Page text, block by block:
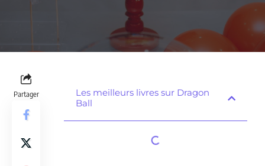
Partager
Les meilleurs livres sur Dragon
Ball